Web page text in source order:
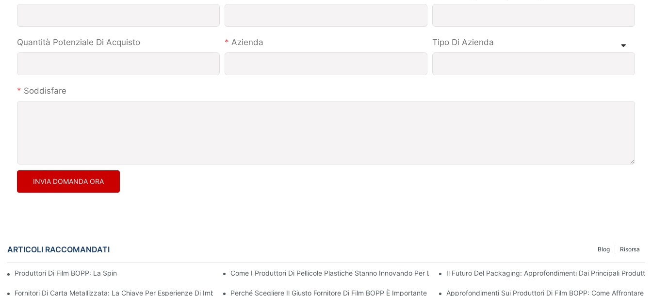
Quantità Potenziale Di Acquisto Azienda Tipo Di Azienda
Soddisfare
INVIA DOMANDA ORA
ARTICOLI RACCOMANDATI Risorsa
Blog
Produttori Di Film BOPP: La Spina Dorsale Degli Imballaggi Flessibili Come I Produttori Di Pellicole Plastiche Stanno Innovando Per La SostenibilitàIl Futuro Del Packaging: Approfondimenti Dai Principali
Fornitori Di Carta Metallizzata: La Chiave Per Esperienze Di Imballaggio Di LussoPerché Scegliere Il Giusto Fornitore Di Film BOPP È Importante Per La Tua AttivitàApprofondimenti Sui Produttori Di Film BOPP: Come Affrontare